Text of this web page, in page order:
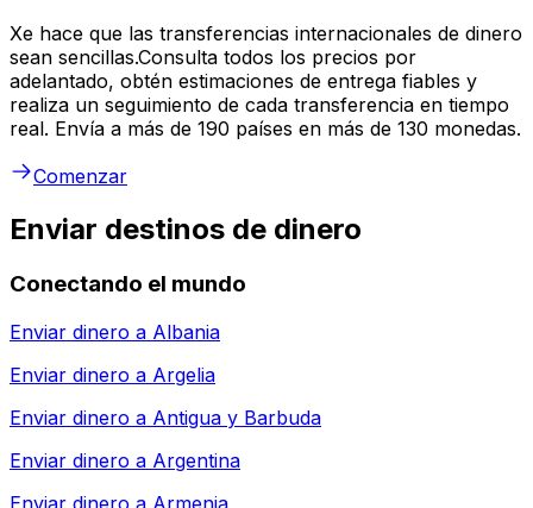
Xe hace que las transferencias internacionales de dinero
sean sencillas.Consulta todos los precios por
adelantado, obtén estimaciones de entrega fiables y
realiza un seguimiento de cada transferencia en tiempo
real. Envía a más de 190 países en más de 130 monedas.
Comenzar
Enviar destinos de dinero
Conectando el mundo
Enviar dinero a Albania
Enviar dinero a Argelia
Enviar dinero a Antigua y Barbuda
Enviar dinero a Argentina
Enviar dinero a Armenia